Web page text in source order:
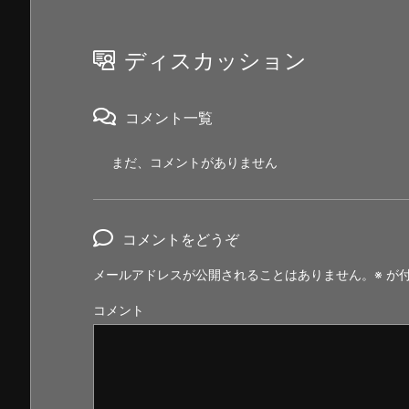
ディスカッション
コメント一覧
まだ、コメントがありません
コメントをどうぞ
メールアドレスが公開されることはありません。 ※ が
コメント